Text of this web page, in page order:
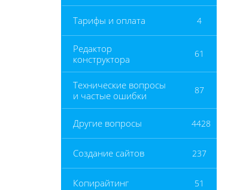
Тарифы и оплата 4
Редактор
конструктора
61
Технические вопросы
и частые ошибки
87
Другие вопросы 4428
Создание сайтов 237
Копирайтинг 51